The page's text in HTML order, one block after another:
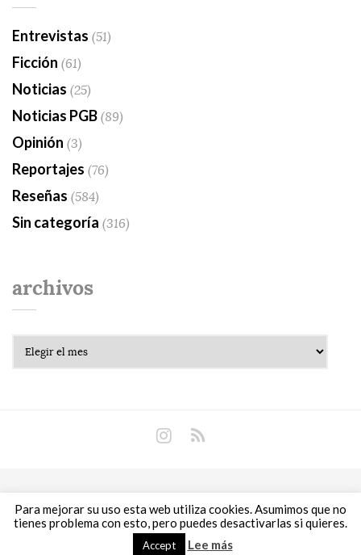
Entrevistas (51)
Ficción (61)
Noticias (25)
Noticias PGB(89)
Opinión (3)
Reportajes (76)
Reseñas (584)
Sin categoría (316)
archivos
Copyright © 2018 Libros Prohibidos •
Política de
privacidad
Para mejorar su uso esta web utiliza cookies. Asumimos que no
tienes problema con esto, pero puedes desactivarlas si quieres.
Accept Lee más